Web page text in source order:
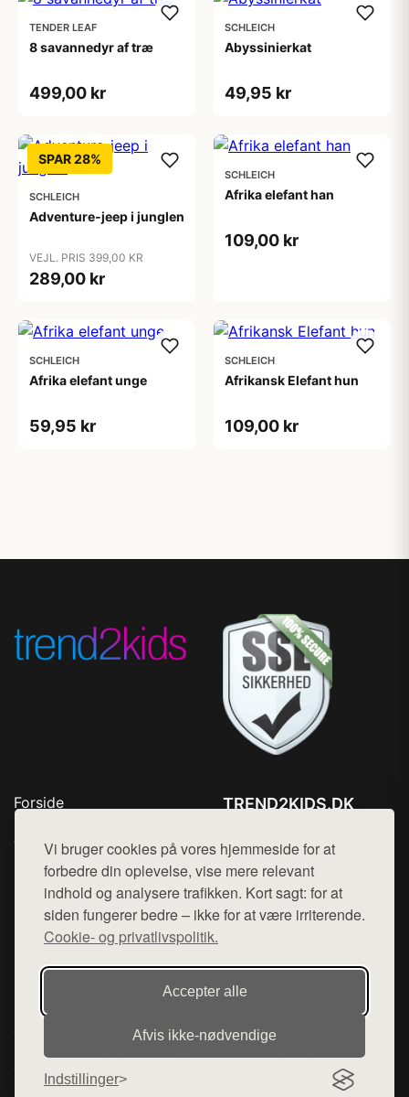
Vi bruger cookies på vores hjemmeside for at
forbedre din oplevelse, vise mere relevant
indhold og analysere trafikken. Kort sagt: for at
siden fungerer bedre – ikke for at være irriterende.
Cookie- og privatlivspolitik.
Accepter alle
Afvis ikke‑nødvendige
Indstillinger
TENDER LEAF
8 savannedyr af træ
499,00 kr
SCHLEICH
Abyssinierkat
49,95 kr
SPAR 28%
SCHLEICH
Adventure-jeep i junglen
VEJL. PRIS 399,00 KR
289,00 kr
SCHLEICH
Afrika elefant han
109,00 kr
SCHLEICH
Afrika elefant unge
59,95 kr
SCHLEICH
Afrikansk Elefant hun
109,00 kr
Forside
Top Rabatter
Blog
Kontakt
TREND2KIDS.DK
Mail: hej@want.dk
Cookie- og privatlivspolitik
Denne side er en del af want.dk, der udgiver en række
hjemmesider med præsentation af forskellige produkter fra
diverse webshops. Der sælges ikke varer fra denne side - vi
henviser til de shops, som sælger varen. Vi har heller ikke
varerne på lager.